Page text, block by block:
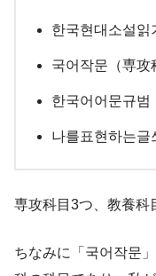
한국현대소설읽
국어작문（専攻
한국어어문규범
나를표현하는글
専攻科目3つ、教養科
ちなみに「국어작문